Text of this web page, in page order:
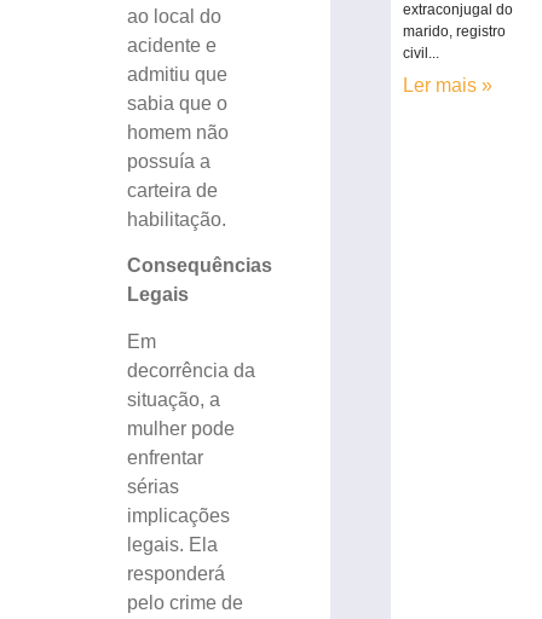
ao local do
acidente e
admitiu que
sabia que o
homem não
possuía a
carteira de
habilitação.
Consequências
Legais
Em
decorrência da
situação, a
mulher pode
enfrentar
sérias
implicações
legais. Ela
responderá
pelo crime de
extraconjugal do
marido, registro
civil...
Ler mais »